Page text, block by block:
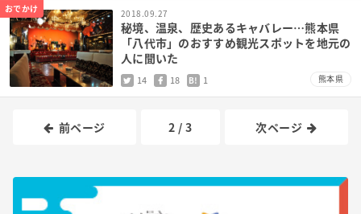
おでかけ 2018.09.27
秘境、温泉、歴史あるキャバレー…熊本県
「八代市」のおすすめ観光スポットを地元の
人に聞いた
14 18 B! 1 熊本県
前ページ 2 / 3 次ページ